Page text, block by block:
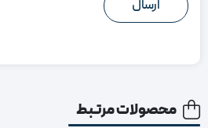
محصولات مرتبط